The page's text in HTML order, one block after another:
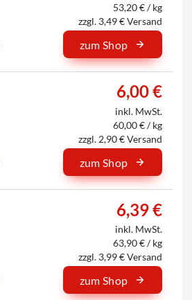
53,20 € / kg
zzgl. 3,49 € Versand
zum Shop
6,00 €
inkl. MwSt.
60,00 € / kg
zzgl. 2,90 € Versand
zum Shop
6,39 €
inkl. MwSt.
63,90 € / kg
zzgl. 3,99 € Versand
zum Shop